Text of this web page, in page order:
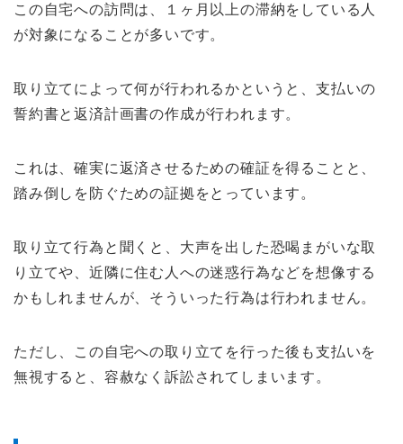
この自宅への訪問は、１ヶ月以上の滞納をしている人
が対象になることが多いです。
取り立てによって何が行われるかというと、支払いの
誓約書と返済計画書の作成が行われます。
これは、確実に返済させるための確証を得ることと、
踏み倒しを防ぐための証拠をとっています。
取り立て行為と聞くと、大声を出した恐喝まがいな取
り立てや、近隣に住む人への迷惑行為などを想像する
かもしれませんが、そういった行為は行われません。
ただし、この自宅への取り立てを行った後も支払いを
無視すると、容赦なく訴訟されてしまいます。